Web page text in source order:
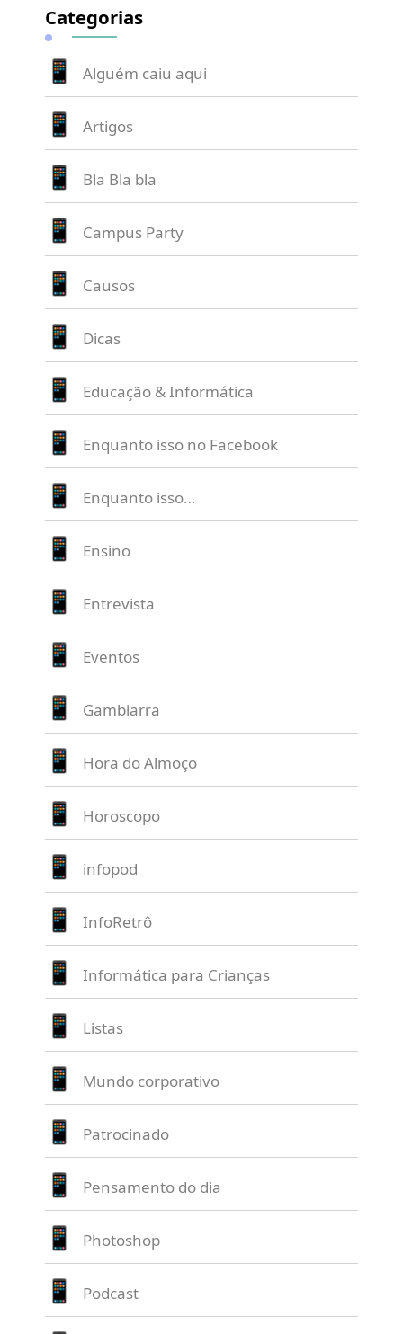
Categorias
Alguém caiu aqui
Artigos
Bla Bla bla
Campus Party
Causos
Dicas
Educação & Informática
Enquanto isso no Facebook
Enquanto isso…
Ensino
Entrevista
Eventos
Gambiarra
Hora do Almoço
Horoscopo
infopod
InfoRetrô
Informática para Crianças
Listas
Mundo corporativo
Patrocinado
Pensamento do dia
Photoshop
Podcast